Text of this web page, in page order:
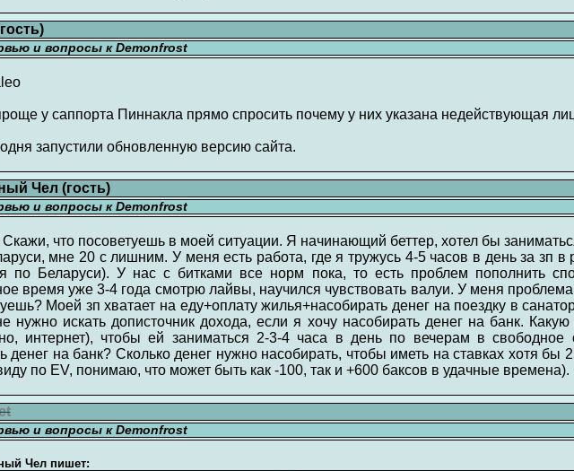
и вопросы к Demonfrost
у саппорта Пиннакла прямо спросить почему у них указана недействующая
запустили обновленную версию сайта.
Чел (гость)
и вопросы к Demonfrost
Скажи, что посоветуешь в моей ситуации. Я начинающий беттер, хотел бы
мне 20 с лишним. У меня есть работа, где я тружусь 4-5 часов в день за зп в
по Беларуси). У нас с битками все норм пока, то есть проблем пополнить
время уже 3-4 года смотрю лайвы, научился чувствовать валуи. У меня проблема
Моей зп хватает на еду+оплату жилья+насобирать денег на поездку в
нужно искать дописточник дохода, если я хочу насобирать денег на банк.
интернет), чтобы ей заниматься 2-3-4 часа в день по вечерам в
денег на банк? Сколько денег нужно насобирать, чтобы иметь на ставках хотя бы
по EV, понимаю, что может быть как -100, так и +600 баксов в удачные времена).
и вопросы к Demonfrost
Чел пишет: